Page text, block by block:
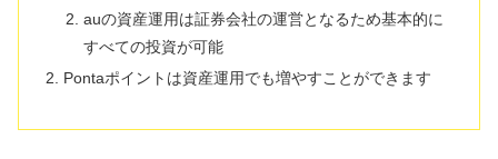
auの資産運用は証券会社の運営となるため基本的に
すべての投資が可能
Pontaポイントは資産運用でも増やすことができます